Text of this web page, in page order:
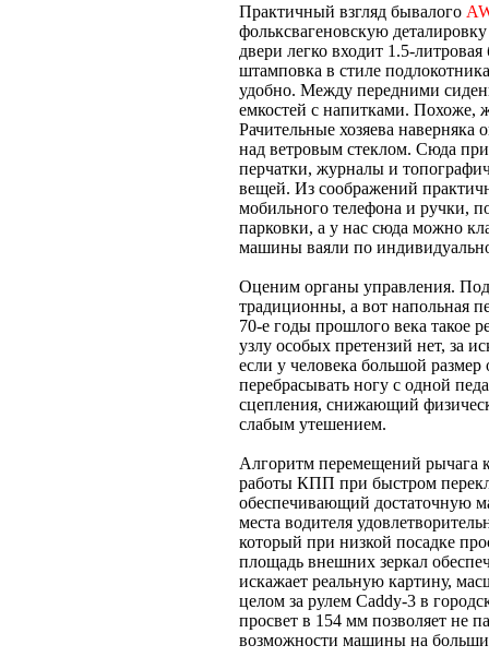
Практичный взгляд бывалого
фольксвагеновскую
двери легко входит 1.5-
штамповка в стиле
удобно. Между передними
емкостей с напитками. Похоже,
Рачительные хозяева
над ветровым стеклом. Сюда
перчатки, журналы и
вещей. Из соображений
мобильного телефона и ручки,
парковки, а у нас сюда можно
машины ваяли по
Оценим органы управления.
традиционны, а вот напольная
70-е годы прошлого века такое
узлу особых претензий нет, за
если у человека большой
перебрасывать ногу с одной
сцепления, снижающий
слабым утешением.
Алгоритм перемещений рычага
работы КПП при быстром
обеспечивающий достаточную
места водителя
который при низкой посадке
площадь внешних зеркал
искажает реальную картину,
целом за рулем Caddy-3 в
просвет в 154 мм позволяет не
возможности машины на